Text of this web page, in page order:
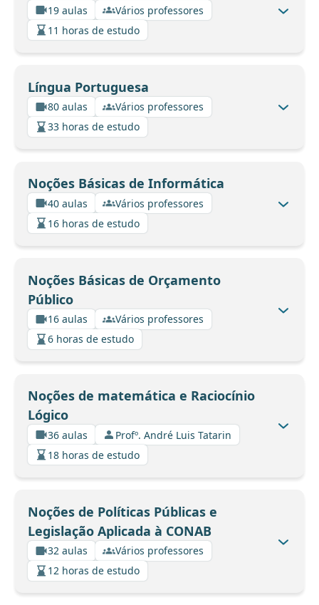
19 aulas
Vários professores
11 horas de estudo
Língua Portuguesa
80 aulas
Vários professores
33 horas de estudo
Noções Básicas de Informática
40 aulas
Vários professores
16 horas de estudo
Noções Básicas de Orçamento
Público
16 aulas
Vários professores
6 horas de estudo
Noções de matemática e Raciocínio
Lógico
36 aulas
Profº. André Luis Tatarin
18 horas de estudo
Noções de Políticas Públicas e
Legislação Aplicada à CONAB
32 aulas
Vários professores
12 horas de estudo